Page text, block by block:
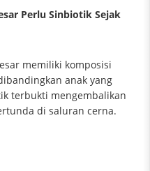
Perlu Sinbiotik Sejak
memiliki komposisi
anak yang
terbukti mengembalikan
di saluran cerna.